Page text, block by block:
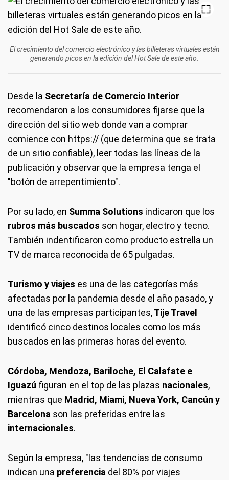
El crecimiento del comercio electrónico y las billeteras virtuales están
generando picos en la edición del Hot Sale de este año.
Desde la Secretaría de Comercio Interior
recomendaron a los consumidores fijarse que la
dirección del sitio web donde van a comprar
comience con https:// (que determina que se trata
de un sitio confiable), leer todas las líneas de la
publicación y observar que la empresa tenga el
"botón de arrepentimiento".
Por su lado, en Summa Solutions indicaron que los
rubros más buscados son hogar, electro y tecno.
También indentificaron como producto estrella un
TV de marca reconocida de 65 pulgadas.
Turismo y viajes es una de las categorías más
afectadas por la pandemia desde el año pasado, y
una de las empresas participantes,Tije Travel
identificó cinco destinos locales como los más
buscados en las primeras horas del evento.
Córdoba, Mendoza, Bariloche, El Calafate e
Iguazú figuran en el top de las plazas nacionales,
mientras que Madrid, Miami, Nueva York, Cancún y
Barcelona son las preferidas entre las
internacionales.
Según la empresa, "las tendencias de consumo
indican una preferencia del 80% por viajes